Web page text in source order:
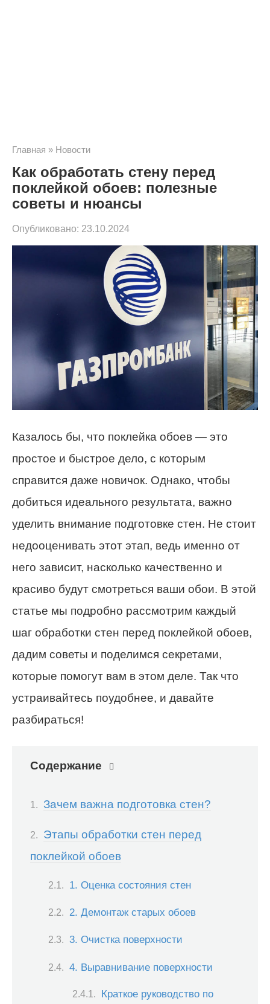
Главная » Новости
Как обработать стену перед
поклейкой обоев: полезные
советы и нюансы
Опубликовано: 23.10.2024
Казалось бы, что поклейка обоев — это
простое и быстрое дело, с которым
справится даже новичок. Однако, чтобы
добиться идеального результата, важно
уделить внимание подготовке стен. Не стоит
недооценивать этот этап, ведь именно от
него зависит, насколько качественно и
красиво будут смотреться ваши обои. В этой
статье мы подробно рассмотрим каждый
шаг обработки стен перед поклейкой обоев,
дадим советы и поделимся секретами,
которые помогут вам в этом деле. Так что
устраивайтесь поудобнее, и давайте
разбираться!
Содержание
Зачем важна подготовка стен?
Этапы обработки стен перед
поклейкой обоев
1. Оценка состояния стен
2. Демонтаж старых обоев
3. Очистка поверхности
4. Выравнивание поверхности
Краткое руководство по